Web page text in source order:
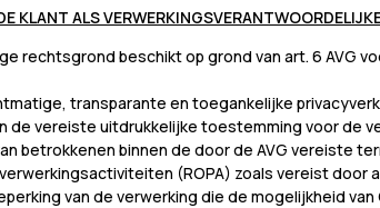
KLANT ALS
rechtsgrond beschikt op grond van art. 6 AVG
transparante en toegankelijke
vereiste uitdrukkelijke toestemming voor de
betrokkenen binnen de door de AVG vereiste
(ROPA) zoals vereist door
van de verwerking die de mogelijkheid